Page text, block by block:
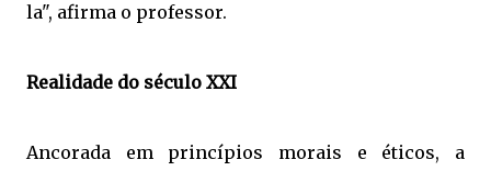
la", afirma o professor.
Realidade do século XXI
Ancorada em princípios morais e éticos, a